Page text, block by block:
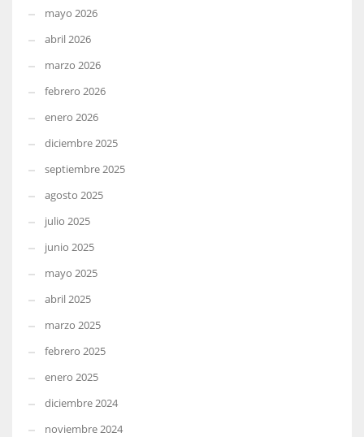
mayo 2026
abril 2026
marzo 2026
febrero 2026
enero 2026
diciembre 2025
septiembre 2025
agosto 2025
julio 2025
junio 2025
mayo 2025
abril 2025
marzo 2025
febrero 2025
enero 2025
diciembre 2024
noviembre 2024